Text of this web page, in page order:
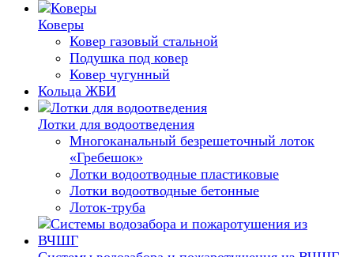
Коверы
Ковер газовый стальной
Подушка под ковер
Ковер чугунный
Кольца ЖБИ
Лотки для водоотведения
Многоканальный безрешеточный лоток
«Гребешок»
Лотки водоотводные пластиковые
Лотки водоотводные бетонные
Лоток-труба